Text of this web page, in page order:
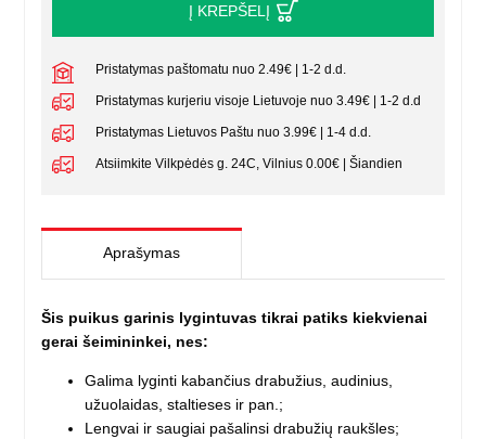
Į KREPŠELĮ
Pristatymas paštomatu nuo 2.49€ | 1-2 d.d.
Pristatymas kurjeriu visoje Lietuvoje nuo 3.49€ | 1-2 d.d
Pristatymas Lietuvos Paštu nuo 3.99€ | 1-4 d.d.
Atsiimkite Vilkpėdės g. 24C, Vilnius 0.00€ | Šiandien
Aprašymas
Šis puikus garinis lygintuvas tikrai patiks kiekvienai
gerai šeimininkei, nes:
Galima lyginti kabančius drabužius, audinius,
užuolaidas, staltieses ir pan.;
Lengvai ir saugiai pašalinsi drabužių raukšles;